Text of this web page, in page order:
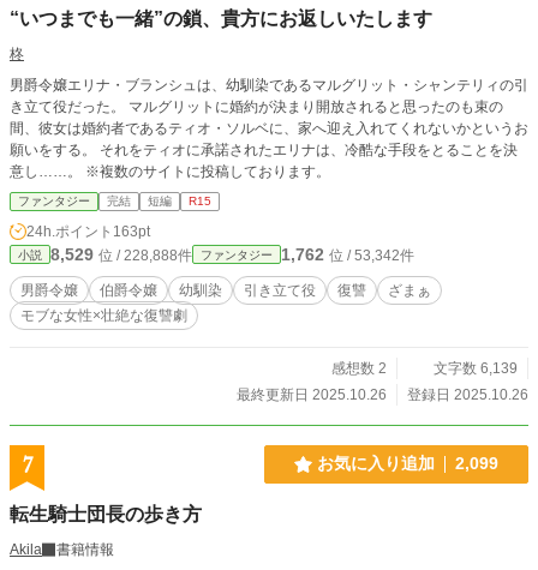
“いつまでも一緒”の鎖、貴方にお返しいたします
柊
男爵令嬢エリナ・ブランシュは、幼馴染であるマルグリット・シャンテリィの引
き立て役だった。 マルグリットに婚約が決まり開放されると思ったのも束の
間、彼女は婚約者であるティオ・ソルベに、家へ迎え入れてくれないかというお
願いをする。 それをティオに承諾されたエリナは、冷酷な手段をとることを決
意し……。 ※複数のサイトに投稿しております。
ファンタジー 完結 短編 R15
24h.ポイント 163pt
小説 8,529 位 / 228,888件 ファンタジー 1,762 位 / 53,342件
男爵令嬢 伯爵令嬢 幼馴染 引き立て役 復讐
ざまぁ
モブな女性×壮絶な復讐劇
感想数 2
文字数 6,139
最終更新日 2025.10.26
登録日 2025.10.26
7 お気に入り追加 2,099
転生騎士団長の歩き方
Akila
書籍情報